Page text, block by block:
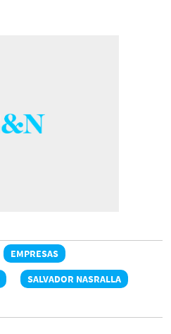
EMPRESAS
SALVADOR NASRALLA